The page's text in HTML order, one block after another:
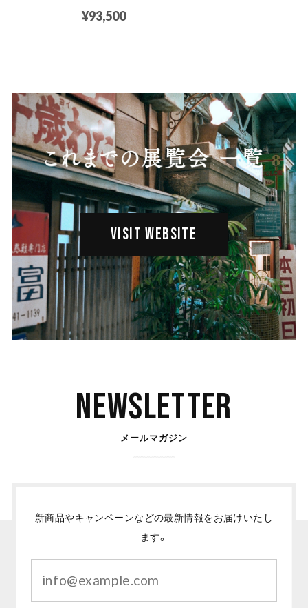
¥93,500
VISIT WEBSITE
Newsletter
メールマガジン
新商品やキャンペーンなどの最新情報をお届けいたし
ます。